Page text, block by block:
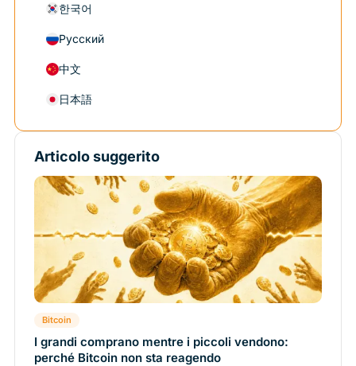
한국어
Русский
中文
日本語
Articolo suggerito
Bitcoin
I grandi comprano mentre i piccoli vendono:
perché Bitcoin non sta reagendo